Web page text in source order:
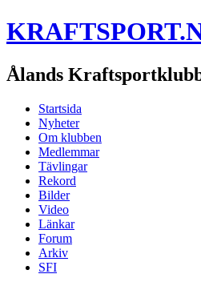
Ålands
Startsida
Nyheter
Om klubben
Medlemmar
Tävlingar
Rekord
Bilder
Video
Länkar
Forum
Arkiv
SFI